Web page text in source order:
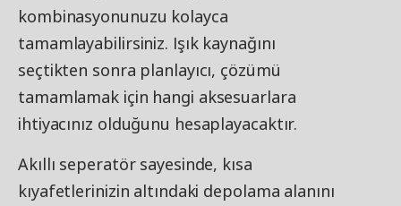
kombinasyonunuzu kolayca
tamamlayabilirsiniz. Işık kaynağını
seçtikten sonra planlayıcı, çözümü
tamamlamak için hangi aksesuarlara
ihtiyacınız olduğunu hesaplayacaktır.
Akıllı seperatör sayesinde, kısa
kıyafetlerinizin altındaki depolama alanını